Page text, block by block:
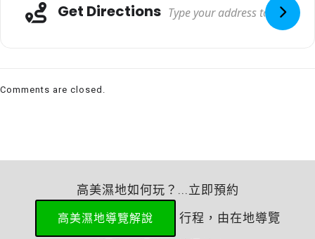
Get Directions
Comments are closed.
高美濕地如何玩？...立即預約
高美濕地導覽解說
行程，由在地導覽